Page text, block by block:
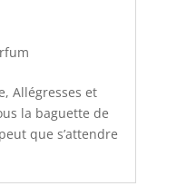
Allégresses et
la baguette de
que s’attendre